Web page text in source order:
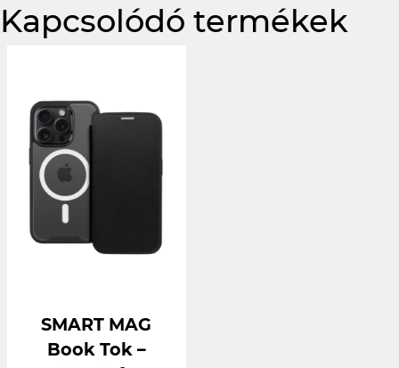
Kapcsolódó termékek
SMART MAG
Book Tok –